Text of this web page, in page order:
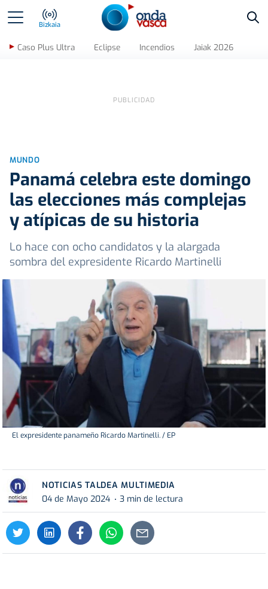
Bizkaia
Caso Plus Ultra Eclipse Incendios Jaiak 2026
MUNDO
Panamá celebra este domingo
las elecciones más complejas
y atípicas de su historia
Lo hace con ocho candidatos y la alargada
sombra del expresidente Ricardo Martinelli
El expresidente panameño Ricardo Martinelli. / EP
NOTICIAS TALDEA MULTIMEDIA
04 de Mayo 2024
3 min de lectura